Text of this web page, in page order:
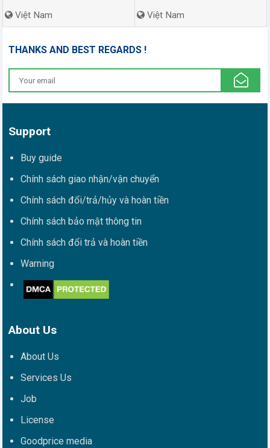
Việt Nam Việt Nam
THANKS AND BEST REGARDS !
Support
Buy guide
Chính sách giao nhận/vận chuyển
Chính sách đổi/trả/hủy và hoàn tiền
Chính sách bảo mật thông tin
Chính sách đổi trả và hoàn tiền
Warning
About Us
About Us
Services Us
Job
License
Goodprice media